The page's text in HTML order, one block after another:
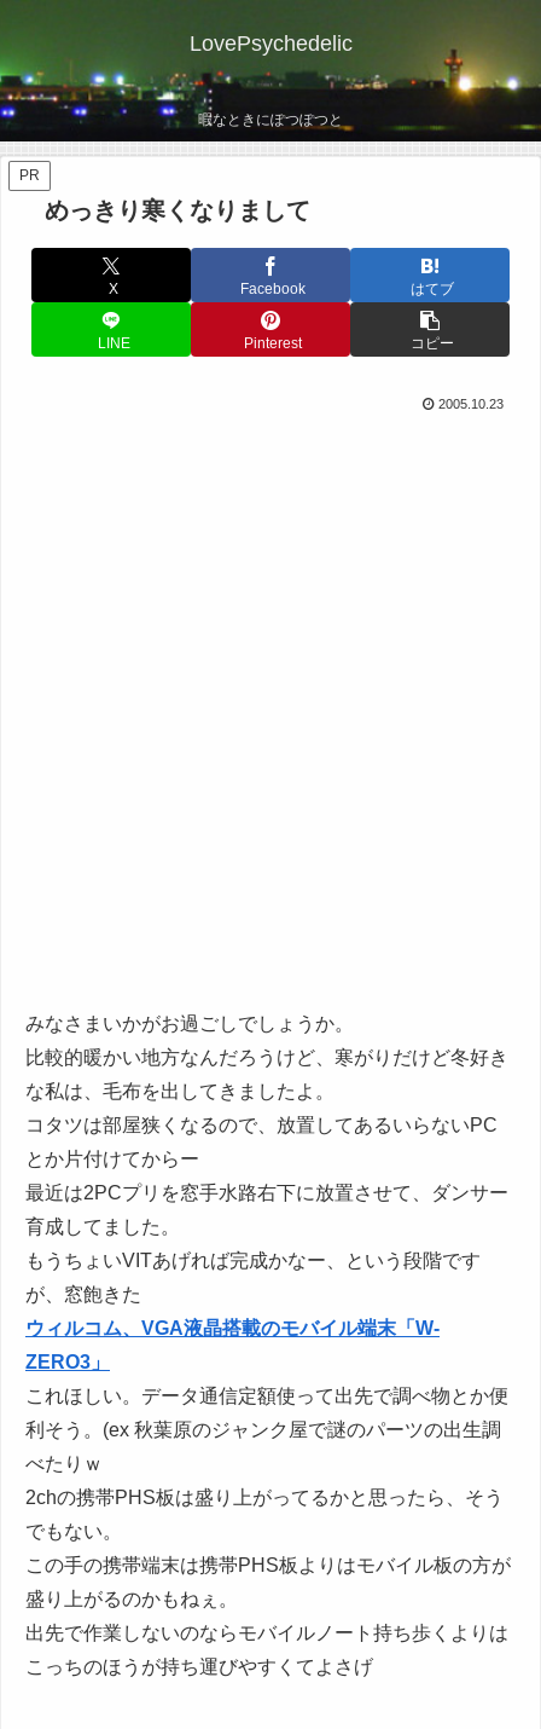
LovePsychedelic
暇なときにぽつぽつと
PR
めっきり寒くなりまして
X Facebook はてブ
LINE Pinterest コピー
2005.10.23
みなさまいかがお過ごしでしょうか。
比較的暖かい地方なんだろうけど、寒がりだけど冬好き
な私は、毛布を出してきましたよ。
コタツは部屋狭くなるので、放置してあるいらないPC
とか片付けてからー
最近は2PCプリを窓手水路右下に放置させて、ダンサー
育成してました。
もうちょいVITあげれば完成かなー、という段階です
が、窓飽きた
ウィルコム、VGA液晶搭載のモバイル端末「W-
ZERO3」
これほしい。データ通信定額使って出先で調べ物とか便
利そう。(ex 秋葉原のジャンク屋で謎のパーツの出生調
べたりｗ
2chの携帯PHS板は盛り上がってるかと思ったら、そう
でもない。
この手の携帯端末は携帯PHS板よりはモバイル板の方が
盛り上がるのかもねぇ。
出先で作業しないのならモバイルノート持ち歩くよりは
こっちのほうが持ち運びやすくてよさげ